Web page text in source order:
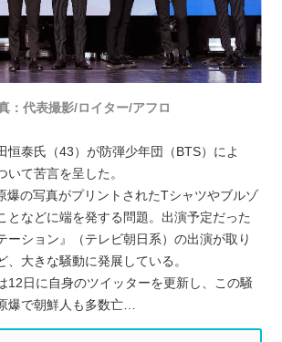
：代表撮影/ロイター/アフロ
恒泰氏（43）が防弾少年団（BTS）によ
いて苦言を呈した。
爆の写真がプリントされたTシャツやブルゾ
となどに端を発する問題。出演予定だった
ーション』（テレビ朝日系）の出演が取り
、大きな騒動に発展している。
12日に自身のツイッターを更新し、この騒
爆で朝鮮人も多数亡…